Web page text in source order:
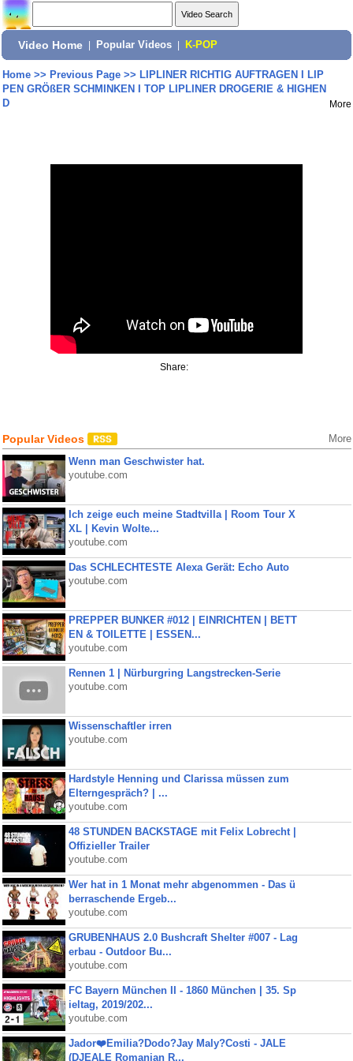
Video Home Popular Videos K-POP
Home>> Previous Page>> LIPLINER RICHTIG AUFTRAGEN I LIP
PEN GRÖßER SCHMINKEN I TOP LIPLINER DROGERIE & HIGHEN
D
More
Share:
Popular Videos More
Wenn man Geschwister hat.
youtube.com
Ich zeige euch meine Stadtvilla | Room Tour X
XL | Kevin Wolte...
youtube.com
Das SCHLECHTESTE Alexa Gerät: Echo Auto
youtube.com
PREPPER BUNKER #012 | EINRICHTEN | BETT
EN & TOILETTE | ESSEN...
youtube.com
Rennen 1 | Nürburgring Langstrecken-Serie
youtube.com
Wissenschaftler irren
youtube.com
Hardstyle Henning und Clarissa müssen zum
Elterngespräch? | ...
youtube.com
48 STUNDEN BACKSTAGE mit Felix Lobrecht |
Offizieller Trailer
youtube.com
Wer hat in 1 Monat mehr abgenommen - Das ü
berraschende Ergeb...
youtube.com
GRUBENHAUS 2.0 Bushcraft Shelter #007 - Lag
erbau - Outdoor Bu...
youtube.com
FC Bayern München II - 1860 München | 35. Sp
ieltag, 2019/202...
youtube.com
Jador❤️Emilia?Dodo?Jay Maly?Costi - JALE
(DJEALE Romanian R...